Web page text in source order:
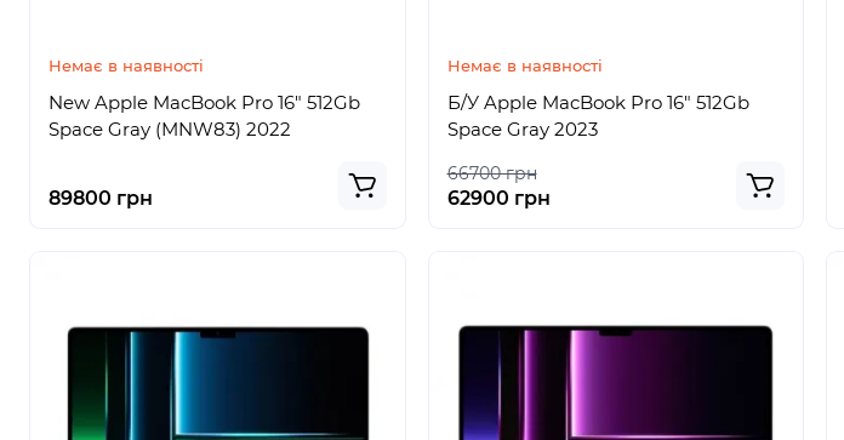
Немає в наявності
New Apple MacBook Pro 16" 512Gb
Space Gray (MNW83) 2022
89800 грн
Немає в наявності
Б/У Apple MacBook Pro 16" 512Gb
Space Gray 2023
66700 грн
62900 грн